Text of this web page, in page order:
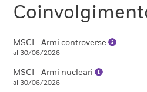
MSCI - Armi controverse
al 30/06/2026
MSCI - Armi nucleari
al 30/06/2026